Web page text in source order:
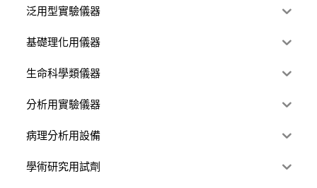
泛用型實驗儀器
基礎理化用儀器
生命科學類儀器
分析用實驗儀器
病理分析用設備
學術研究用試劑